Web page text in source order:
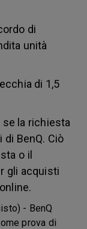
di
unità
di 1,5
la richiesta
BenQ. Ciò
o il
gli acquisti
- BenQ
prova di